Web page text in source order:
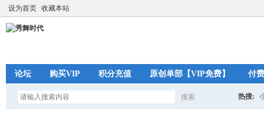
设为首页 收藏本站
论坛 购买VIP 积分充值 原创单部【VIP免费】 付
搜索 热搜: